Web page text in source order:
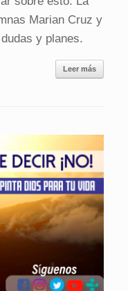
Marian Cruz y
y planes.
Leer más